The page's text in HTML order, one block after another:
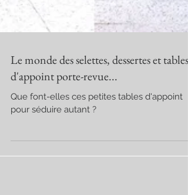
Le monde des selettes, dessertes et tables
d'appoint porte-revue...